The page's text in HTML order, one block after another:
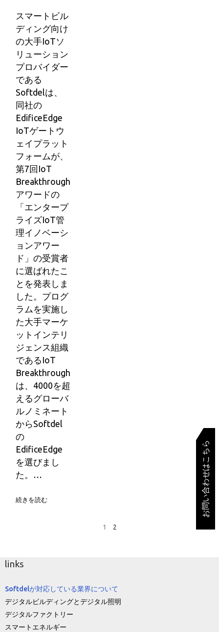
スマートビル
ディング向け
の大手IoTソ
リューション
プロバイダー
である
Softdelは、
同社の
EdificeEdge
IoTゲートウ
ェイプラット
フォームが、
第7回IoT
Breakthrough
アワードの
「エンタープ
ライズIoT管
理イノベーシ
ョンアワー
ド」の受賞者
に選ばれたこ
とを発表しま
した。プログ
ラムを実施し
た大手マーケ
ットインテリ
ジェンス組織
であるIoT
Breakthrough
は、4000を超
えるグローバ
ルノミネート
からSoftdel
の
EdificeEdge
を選びまし
た。…
続きを読む
1 2
お問い合わせはこちら
links
Softdelが対応している業界について
デジタルビルディングとデジタル照明
デジタルファクトリー
スマートエネルギー